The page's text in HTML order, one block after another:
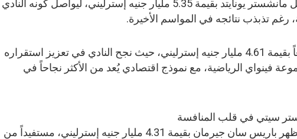
في المركز الثالث، يحل مانشستر يونايتد بقيمة 5.35 مليار جنيه إسترليني، ليواصل كونه النادي
رغم تذبذب نتائجه في المواسم الأخيرة.
أما ليفربول فيأتي رابعاً بقيمة 4.61 مليار جنيه إسترليني، حيث نجح النادي في تعزيز استقراره
فينواي الرياضية، مع نموذج اقتصادي يُعد من الأكثر نجاحاً في
سيتي في قلب المنافسة
في المركز الخامس يظهر باريس سان جيرمان بقيمة 4.31 مليار جنيه إسترليني، مستفيداً من